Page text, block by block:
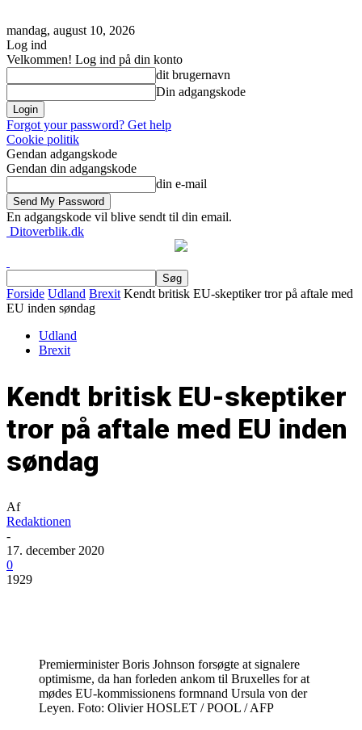
mandag, august 10, 2026
Log ind
Velkommen! Log ind på din konto
dit brugernavn
Din adgangskode
Forgot your password? Get help
Cookie politik
Gendan adgangskode
Gendan din adgangskode
din e-mail
En adgangskode vil blive sendt til din email.
Ditoverblik.dk
Forside Udland Brexit Kendt britisk EU-skeptiker tror på aftale med
EU inden søndag
Udland
Brexit
Kendt britisk EU-skeptiker
tror på aftale med EU inden
søndag
Af
Redaktionen
-
17. december 2020
0
1929
Premierminister Boris Johnson forsøgte at signalere
optimisme, da han forleden ankom til Bruxelles for at
mødes EU-kommissionens formnand Ursula von der
Leyen. Foto: Olivier HOSLET / POOL / AFP